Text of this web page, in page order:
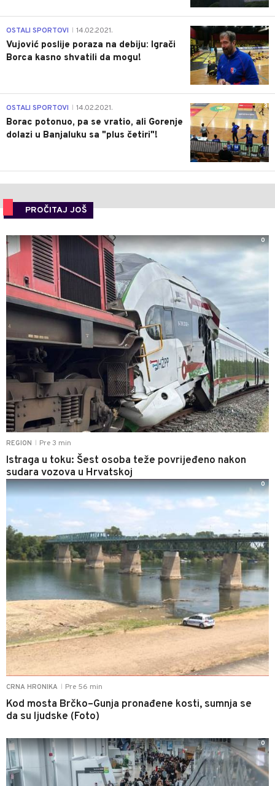
1
OSTALI SPORTOVI 14.02.2021.
Vujović poslije poraza na debiju: Igrači
Borca kasno shvatili da mogu!
3
OSTALI SPORTOVI 14.02.2021.
Borac potonuo, pa se vratio, ali Gorenje
dolazi u Banjaluku sa "plus četiri"!
PROČITAJ JOŠ
REGION Pre 3 min
Istraga u toku: Šest osoba teže povrijeđeno nakon
sudara vozova u Hrvatskoj
0
CRNA HRONIKA Pre 56 min
Kod mosta Brčko–Gunja pronađene kosti, sumnja se
da su ljudske (Foto)
0
0